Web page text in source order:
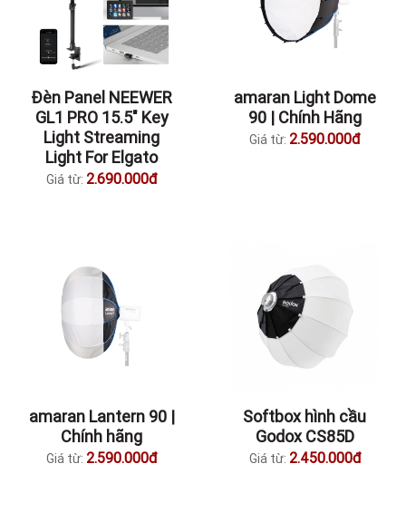
Đèn Panel NEEWER
GL1 PRO 15.5″ Key
Light Streaming
Light For Elgato
Giá từ: 2.690.000đ
amaran Light Dome
90 | Chính Hãng
Giá từ: 2.590.000đ
amaran Lantern 90 |
Chính hãng
Giá từ: 2.590.000đ
Softbox hình cầu
Godox CS85D
Giá từ: 2.450.000đ